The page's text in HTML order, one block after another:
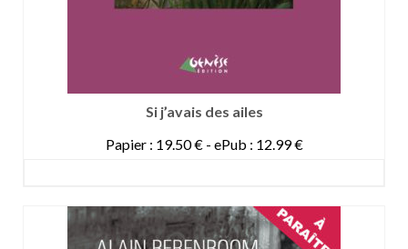
Si j’avais des ailes
Papier : 19.50 € - ePub : 12.99 €